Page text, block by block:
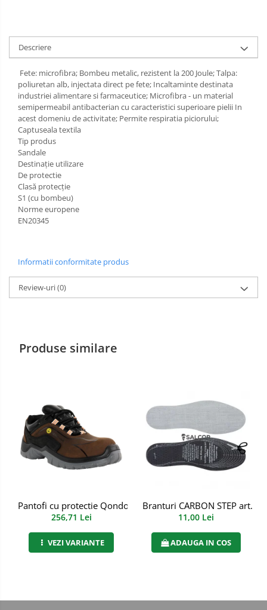
Accesorii
Cizme de protectie
Incaltaminte alba de protectie
Incaltaminte ESD
Pantofi fara protectie
Protectie chimica
Saboti
Manecute
Manusi fibre speciale impregnate
Manusi latex
Manusi neopren
Manusi piele
Manusi tricot impregnat
Manusi zale
Imbracaminte Outdoor
Casti
Caciuli
Sepci
Filtre
Descriere
Fete: microfibra; Bombeu metalic, rezistent la 200 Joule; Talpa:
poliuretan alb, injectata direct pe fete; Incaltaminte destinata
industriei alimentare si farmaceutice; Microfibra - un material
semipermeabil antibacterian cu caracteristici superioare pielii In
acest domeniu de activitate; Permite respiratia piciorului;
Captuseala textila
Tip produs
Sandale
Destinație utilizare
De protectie
Clasă protecție
S1 (cu bombeu)
Norme europene
EN20345
Informatii conformitate produs
Review-uri(0)
Produse similare
Pantofi cu protectie Qondor S3S FO SR ESD, Renania,
256,71 Lei
VEZI VARIANTE
Branturi CARBON STEP art.
11,00 Lei
ADAUGA IN COS